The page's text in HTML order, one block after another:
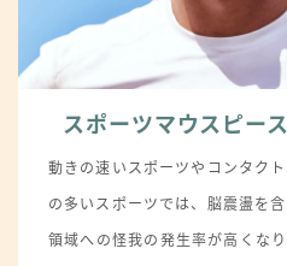
スポーツマウスピー
動きの速いスポーツやコンタクト
の多いスポーツでは、脳震盪を
領域への怪我の発生率が高くな